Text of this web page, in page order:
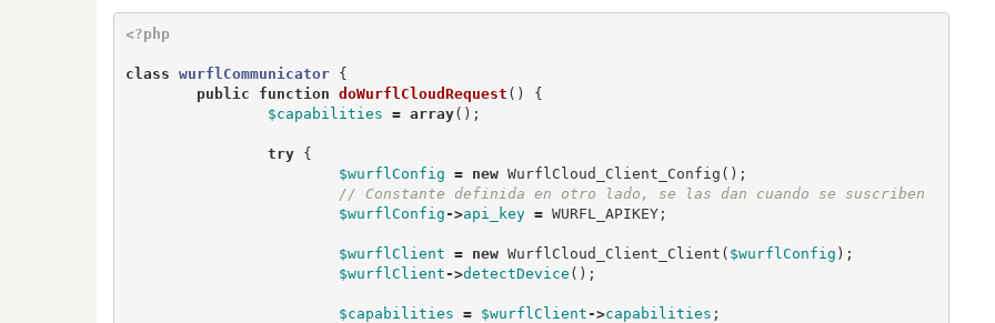
<?php
class wurflCommunicator
{
public
function doWurflCloudRequest ()
{
$capabilities = array();
try
{
$wurflConfig = new WurflCloud_Client_Config ();
$wurflConfig ->api_key = WURFL_APIKEY;
$wurflClient = new WurflCloud_Client_Client ( $wurflConfig );
$wurflClient ->detectDevice ();
$capabilities = $wurflClient ->capabilities ;